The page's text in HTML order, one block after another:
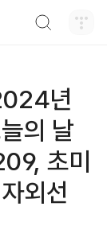
년
의 날
초미
외선